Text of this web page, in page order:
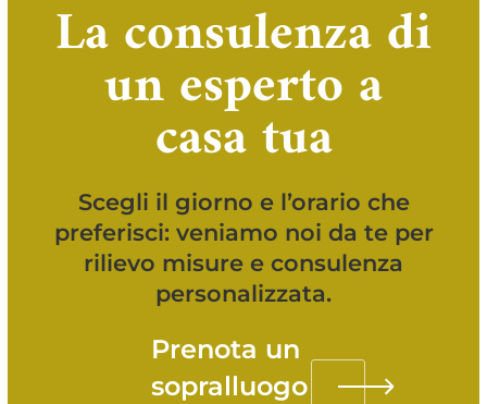
La consulenza di
un esperto a
casa tua
Scegli il giorno e l’orario che
preferisci: veniamo noi da te per
rilievo misure e consulenza
personalizzata.
Prenota un
sopralluogo